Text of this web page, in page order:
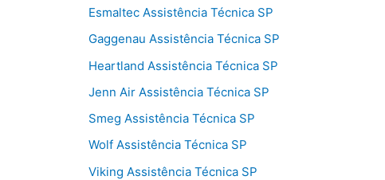
Esmaltec Assistência Técnica SP
Gaggenau Assistência Técnica SP
Heartland Assistência Técnica SP
Jenn Air Assistência Técnica SP
Smeg Assistência Técnica SP
Wolf Assistência Técnica SP
Viking Assistência Técnica SP